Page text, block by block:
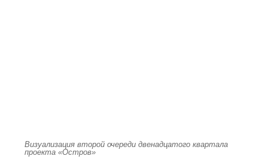
Визуализация второй очереди двенадцатого квартала
проекта «Остров»